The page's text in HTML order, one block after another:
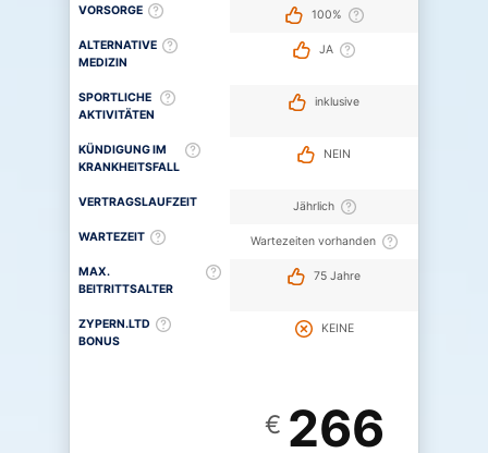
VORSORGE
ALTERNATIVE
MEDIZIN
SPORTLICHE
AKTIVITÄTEN
KÜNDIGUNG IM
KRANKHEITSFALL
VERTRAGSLAUFZEIT
WARTEZEIT
MAX.
BEITRITTSALTER
ZYPERN.LTD
BONUS
100%
JA
inklusive
NEIN
Jährlich
Wartezeiten vorhanden
75 Jahre
KEINE
€ 266